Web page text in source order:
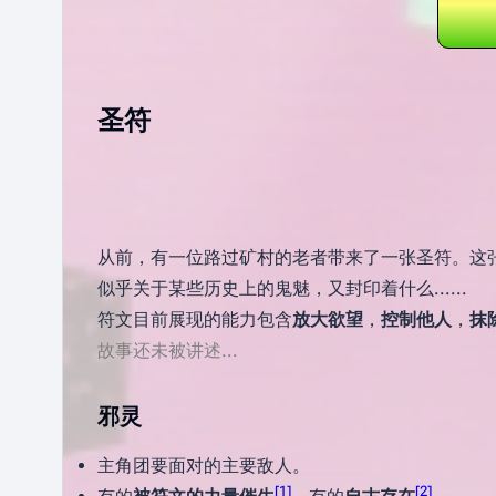
圣符
从前，有一位路过矿村的老者带来了一张圣符。
似乎关于某些历史上的鬼魅，又封印着什么......
符文目前展现的能力包含放大欲望 ， 控制他人 ， 抹
故事还未被讲述...
邪灵
主角团要面对的主要敌人。
[1] [2]